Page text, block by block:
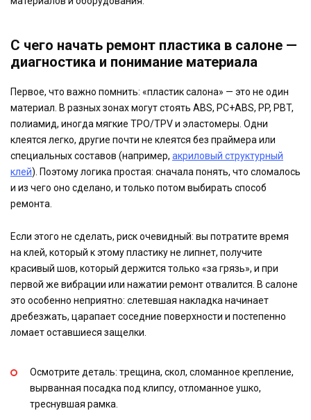
С чего начать ремонт пластика в салоне —
диагностика и понимание материала
Первое, что важно помнить: «пластик салона» — это не один
материал. В разных зонах могут стоять ABS, PC+ABS, PP, PBT,
полиамид, иногда мягкие TPO/TPV и эластомеры. Одни
клеятся легко, другие почти не клеятся без праймера или
специальных составов (например, акриловый структурный
клей). Поэтому логика простая: сначала понять, что сломалось
и из чего оно сделано, и только потом выбирать способ
ремонта.
Если этого не сделать, риск очевидный: вы потратите время
на клей, который к этому пластику не липнет, получите
красивый шов, который держится только «за грязь», и при
первой же вибрации или нажатии ремонт отвалится. В салоне
это особенно неприятно: слетевшая накладка начинает
дребезжать, царапает соседние поверхности и постепенно
ломает оставшиеся защелки.
Осмотрите деталь: трещина, скол, сломанное крепление,
вырванная посадка под клипсу, отломанное ушко,
треснувшая рамка.